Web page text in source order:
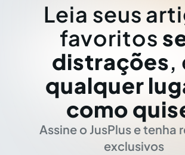
Leia seus
favoritos
distrações,
qualquer
como
Assine o JusPlus e tenha
exclusivos